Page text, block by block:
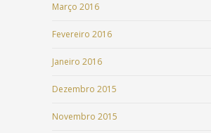
Março 2016
Fevereiro 2016
Janeiro 2016
Dezembro 2015
Novembro 2015